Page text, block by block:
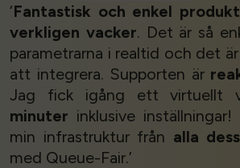
‘Fantastisk och enkel
verkligen vacker. Det är så
parametrarna i realtid och det
att integrera. Supporten är
Jag fick igång ett virtuellt
minuter inklusive
min infrastruktur från alla
med Queue-Fair.’